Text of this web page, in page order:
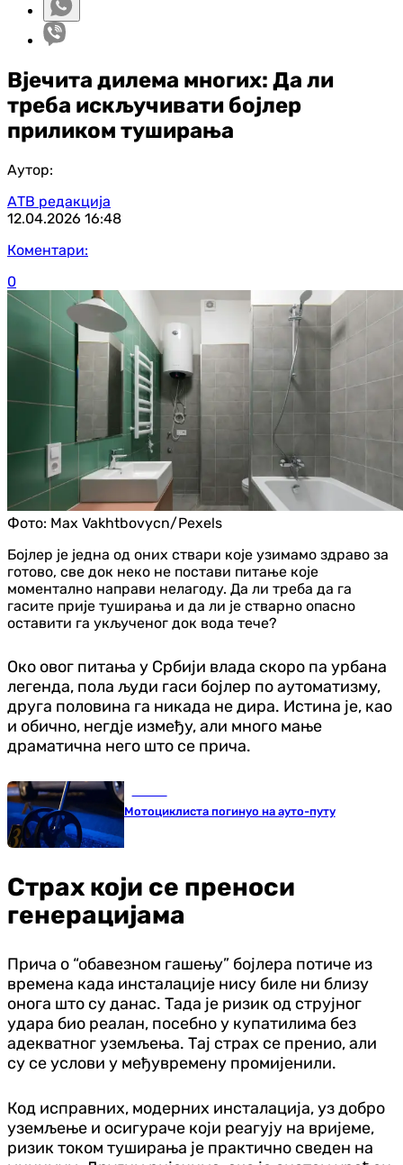
Вјечита дилема многих: Да ли
треба искључивати бојлер
приликом туширања
Аутор:
АТВ редакција
12.04.2026 16:48
Коментари:
0
Фото: Max Vakhtbovycn/Pexels
Бојлер је једна од оних ствари које узимамо здраво за
готово, све док неко не постави питање које
моментално направи нелагоду. Да ли треба да га
гасите прије туширања и да ли је стварно опасно
оставити га укљученог док вода тече?
Око овог питања у Србији влада скоро па урбана
легенда, пола људи гаси бојлер по аутоматизму,
друга половина га никада не дира. Истина је, као
и обично, негдје између, али много мање
драматична него што се прича.
Мотоциклиста погинуо на ауто-путу
Страх који се преноси
генерацијама
Прича о “обавезном гашењу” бојлера потиче из
времена када инсталације нису биле ни близу
онога што су данас. Тада је ризик од струјног
удара био реалан, посебно у купатилима без
адекватног уземљења. Тај страх се пренио, али
су се услови у међувремену промијенили.
Код исправних, модерних инсталација, уз добро
уземљење и осигураче који реагују на вријеме,
ризик током туширања је практично сведен на